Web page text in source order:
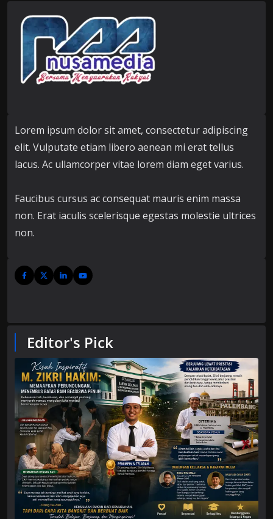
Lorem ipsum dolor sit amet, consectetur adipiscing
elit. Vulputate etiam libero aenean mi erat tellus
lacus. Ac ullamcorper vitae lorem diam eget varius.
Faucibus cursus ac consequat mauris enim massa
non. Erat iaculis scelerisque egestas molestie ultrices
non.
Editor's Pick